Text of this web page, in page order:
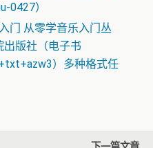
0427）
门 从零学音乐入门丛
出版社（电子书
）多种格式任